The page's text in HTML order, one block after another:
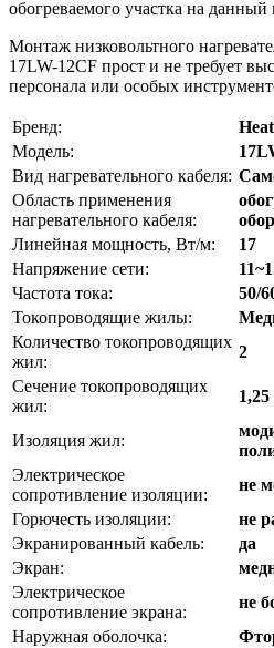
обогреваемого участка на данный
Монтаж низковольтного
17LW-12CF прост и не требует
персонала или особых
Бренд:
Модель:
Вид нагревательного кабеля:
Область применения
нагревательного кабеля:
Линейная мощность, Вт/м:
17
Напряжение сети:
Частота тока:
50/
Токопроводящие жилы:
Количество токопроводящих
жил:
2
Сечение токопроводящих
жил:
Изоляция жил:
Электрическое
сопротивление изоляции:
не
Горючесть изоляции:
не
Экранированный кабель:
да
Экран:
Электрическое
сопротивление экрана:
не
Наружная оболочка: